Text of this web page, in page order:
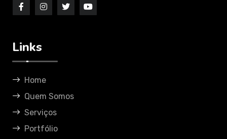
Links
Home
Quem Somos
Serviços
Portfólio